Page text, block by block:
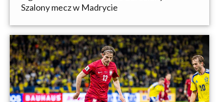
Szalony mecz w Madrycie